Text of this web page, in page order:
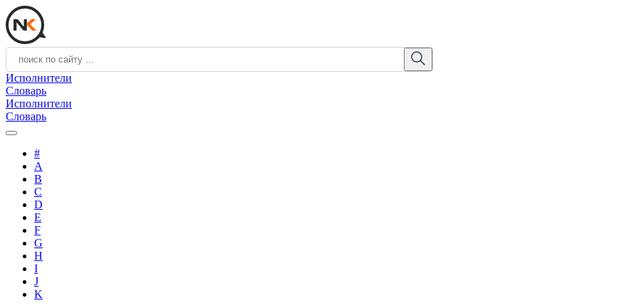
Исполнители
Словарь
Исполнители
Словарь
#
A
B
C
D
E
F
G
H
I
J
K